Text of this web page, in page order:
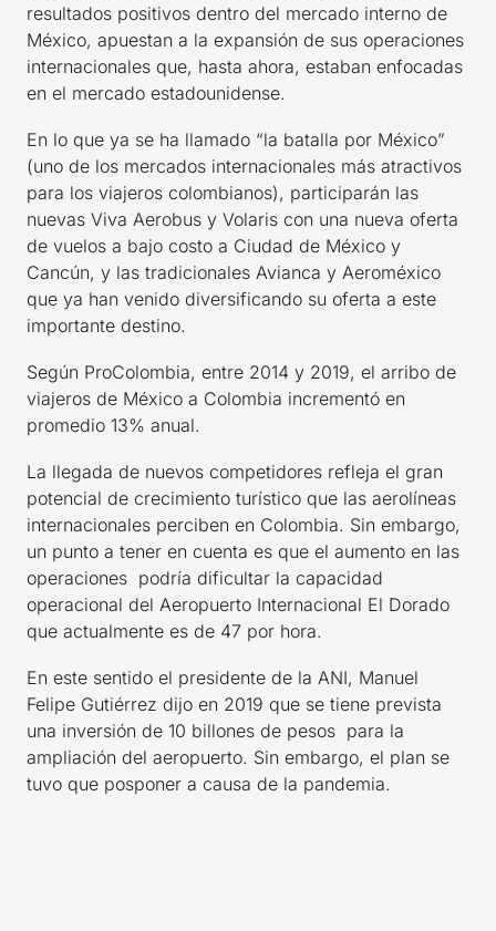
resultados positivos dentro del mercado interno de
México, apuestan a la expansión de sus operaciones
internacionales que, hasta ahora, estaban enfocadas
en el mercado estadounidense.
En lo que ya se ha llamado “la batalla por México”
(uno de los mercados internacionales más atractivos
para los viajeros colombianos), participarán las
nuevas Viva Aerobus y Volaris con una nueva oferta
de vuelos a bajo costo a Ciudad de México y
Cancún, y las tradicionales Avianca y Aeroméxico
que ya han venido diversificando su oferta a este
importante destino.
Según ProColombia, entre 2014 y 2019, el arribo de
viajeros de México a Colombia incrementó en
promedio 13% anual.
La llegada de nuevos competidores refleja el gran
potencial de crecimiento turístico que las aerolíneas
internacionales perciben en Colombia. Sin embargo,
un punto a tener en cuenta es que el aumento en las
operaciones podría dificultar la capacidad
operacional del Aeropuerto Internacional El Dorado
que actualmente es de 47 por hora.
En este sentido el presidente de la ANI, Manuel
Felipe Gutiérrez dijo en 2019 que se tiene prevista
una inversión de 10 billones de pesos para la
ampliación del aeropuerto. Sin embargo, el plan se
tuvo que posponer a causa de la pandemia.